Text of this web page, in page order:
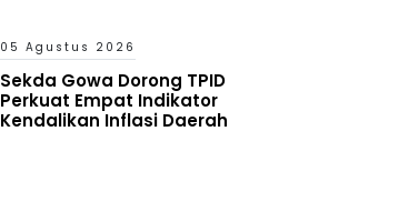
05 Agustus 2026
Sekda Gowa Dorong TPID
Perkuat Empat Indikator
Kendalikan Inflasi Daerah